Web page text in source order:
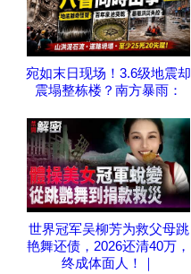
宛如末日现场！3.6级地震却
震塌整栋楼？南方暴雨：
世界冠军吴柳芳为救父母跳
艳舞还债，2026还清40万，
终成体面人！｜